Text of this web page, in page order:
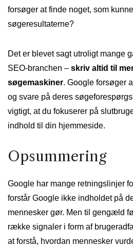
forsøger at finde noget, som
søgeresultaterne?
Det er blevet sagt utroligt mange
SEO-branchen – skriv altid til
søgemaskiner. Google forsøger
og svare på deres
vigtigt, at du fokuserer på
indhold til din hjemmeside.
Opsummering
Google har mange retningslinjer
forstår Google ikke indholdet på
mennesker gør. Men til gengæld
række signaler i form af
at forstå, hvordan mennesker